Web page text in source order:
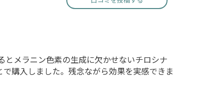
メラニン色素の生成に欠かせないチロシナ
購入しました。残念ながら効果を実感できま